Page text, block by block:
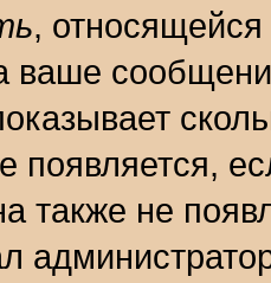
,
ваше
появляется,
также не